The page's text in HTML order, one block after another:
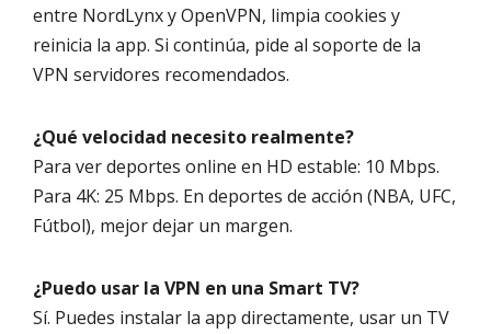
entre NordLynx y OpenVPN, limpia cookies y
reinicia la app. Si continúa, pide al soporte de la
VPN servidores recomendados.
¿Qué velocidad necesito realmente?
Para ver deportes online en HD estable: 10 Mbps.
Para 4K: 25 Mbps. En deportes de acción (NBA, UFC,
Fútbol), mejor dejar un margen.
¿Puedo usar la VPN en una Smart TV?
Sí. Puedes instalar la app directamente, usar un TV